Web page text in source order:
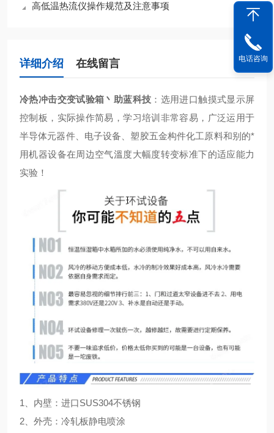
高低温热流仪操作规范及注意事项
详细介绍 在线留言
冷热冲击交变试验箱丶助蓝科技 ： 选用进口触摸式显示屏
控制板，实际操作简易，学习培训非常容易，广泛运用于
半导体元器件、电子设备、塑胶五金构件化工原料和别的*
用机器设备在周边空气溫度大幅度转变标准下的适应能力
实验！
1、内壁：进口SUS304不锈钢
2、外壳：冷轧板静电喷涂
电话咨询